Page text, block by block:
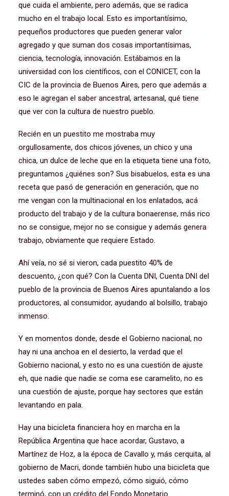
que cuida el ambiente, pero además, que se radica
mucho en el trabajo local. Esto es importantísimo,
pequeños productores que pueden generar valor
agregado y que suman dos cosas importantísimas,
ciencia, tecnología, innovación. Estábamos en la
universidad con los científicos, con el CONICET, con la
CIC de la provincia de Buenos Aires, pero que además a
eso le agregan el saber ancestral, artesanal, qué tiene
que ver con la cultura de nuestro pueblo.
Recién en un puestito me mostraba muy
orgullosamente, dos chicos jóvenes, un chico y una
chica, un dulce de leche que en la etiqueta tiene una foto,
preguntamos ¿quiénes son? Sus bisabuelos, esta es una
receta que pasó de generación en generación, que no
me vengan con la multinacional en los enlatados, acá
producto del trabajo y de la cultura bonaerense, más rico
no se consigue, mejor no se consigue y además genera
trabajo, obviamente que requiere Estado.
Ahí veía, no sé si vieron, cada puestito 40% de
descuento, ¿con qué? Con la Cuenta DNI, Cuenta DNI del
pueblo de la provincia de Buenos Aires apuntalando a los
productores, al consumidor, ayudando al bolsillo, trabajo
inmenso.
Y en momentos donde, desde el Gobierno nacional, no
hay ni una anchoa en el desierto, la verdad que el
Gobierno nacional, y esto no es una cuestión de ajuste
eh, que nadie que nadie se coma ese caramelito, no es
una cuestión de ajuste, porque hay sectores que están
levantando en pala.
Hay una bicicleta financiera hoy en marcha en la
República Argentina que hace acordar, Gustavo, a
Martínez de Hoz, a la época de Cavallo y, más cerquita, al
gobierno de Macri, donde también hubo una bicicleta que
ustedes saben cómo empezó, cómo siguió, cómo
terminó, con un crédito del Fondo Monetario